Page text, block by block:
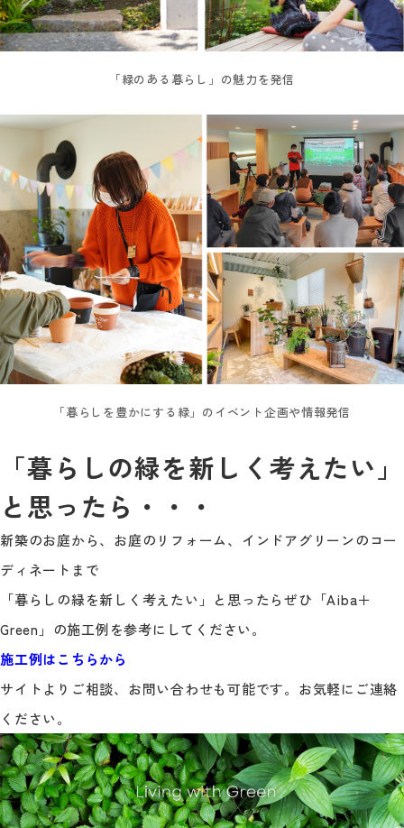
「緑のある暮らし」の魅力を発信
「暮らしを豊かにする緑」のイベント企画や情報発信
「暮らしの緑を新しく考えたい」
と思ったら・・・
新築のお庭から、お庭のリフォーム、インドアグリーンのコー
ディネートまで
「暮らしの緑を新しく考えたい」と思ったらぜひ「Aiba＋
Green」の施工例を参考にしてください。
施工例はこちらから
サイトよりご相談、お問い合わせも可能です。お気軽にご連絡
ください。